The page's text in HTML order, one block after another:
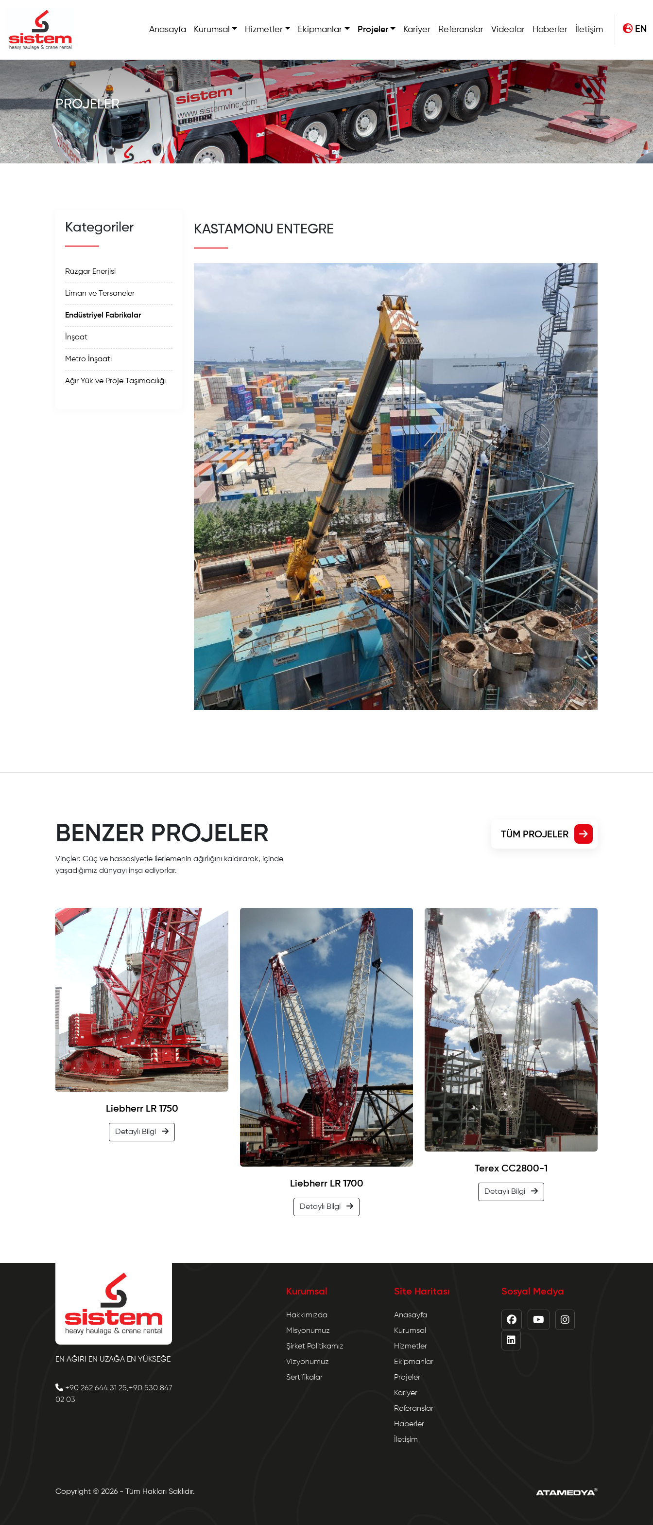
Anasayfa Kurumsal Hizmetler Ekipmanlar Projeler Kariyer Referanslar Videolar Haberler İletişim EN
PROJELER
Kategoriler
Rüzgar Enerjisi
Liman ve Tersaneler
Endüstriyel Fabrikalar
İnşaat
Metro İnşaatı
Ağır Yük ve Proje Taşımacılığı
KASTAMONU ENTEGRE
BENZER PROJELER
Vinçler: Güç ve hassasiyetle ilerlemenin ağırlığını kaldırarak, içinde
yaşadığımız dünyayı inşa ediyorlar.
TÜM PROJELER
Liebherr LR 1750
Detaylı Bilgi
Liebherr LR 1700
Detaylı Bilgi
Terex CC2800-1
Detaylı Bilgi
EN AĞIRI EN UZAĞA EN YÜKSEĞE
+90 262 644 31 25,+90 530 847
02 03
Kurumsal
Hakkımızda
Misyonumuz
Şirket Politikamız
Vizyonumuz
Sertifikalar
Site Haritası
Anasayfa
Kurumsal
Hizmetler
Ekipmanlar
Projeler
Kariyer
Referanslar
Haberler
İletişim
Sosyal Medya
Copyright © 2026 - Tüm Hakları Saklıdır.